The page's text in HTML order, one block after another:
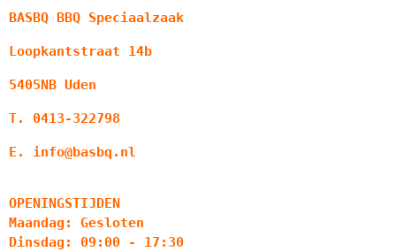
BASBQ BBQ Speciaalzaak
Loopkantstraat 14b
5405NB Uden
T. 0413-322798
E. info@basbq.nl
OPENINGSTIJDEN
Maandag: Gesloten
Dinsdag: 09:00 - 17:30